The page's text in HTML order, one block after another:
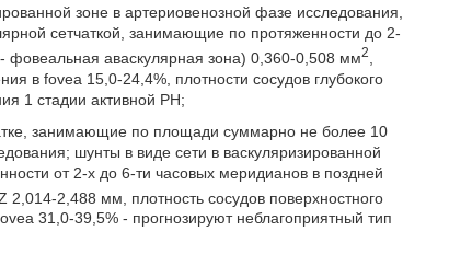
зоне в артериовенозной фазе исследования,
сетчаткой, занимающие по протяженности до 2-
аваскулярная зона) 0,360-0,508 мм2
в fovea 15,0-24,4%, плотности сосудов глубокого
1 стадии активной РН;
занимающие по площади суммарно не более 10
шунты в виде сети в васкуляризированной
от 2-х до 6-ти часовых меридианов в поздней
2,014-2,488 мм, плотность сосудов поверхностного
31,0-39,5% - прогнозируют неблагоприятный тип